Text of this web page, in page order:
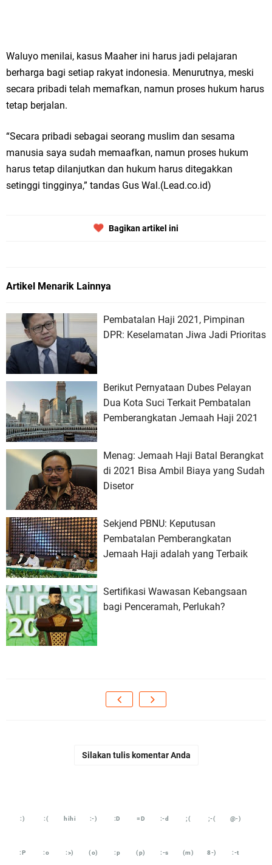
Waluyo menilai, kasus Maaher ini harus jadi pelajaran
berharga bagi setiap rakyat indonesia. Menurutnya, meski
secara pribadi telah memafkan, namun proses hukum harus
tetap berjalan.
“Secara pribadi sebagai seorang muslim dan sesama
manusia saya sudah memaafkan, namun proses hukum
harus tetap dilanjutkan dan hukum harus ditegakkan
setinggi tingginya,” tandas Gus Wal.(Lead.co.id)
Bagikan artikel ini
Artikel Menarik Lainnya
Pembatalan Haji 2021, Pimpinan
DPR: Keselamatan Jiwa Jadi Prioritas
Berikut Pernyataan Dubes Pelayan
Dua Kota Suci Terkait Pembatalan
Pemberangkatan Jemaah Haji 2021
Menag: Jemaah Haji Batal Berangkat
di 2021 Bisa Ambil Biaya yang Sudah
Disetor
Sekjend PBNU: Keputusan
Pembatalan Pemberangkatan
Jemaah Haji adalah yang Terbaik
Sertifikasi Wawasan Kebangsaan
bagi Penceramah, Perlukah?
Silakan tulis komentar Anda
:) :( hihi :-) :D =D :-d ;( ;-( @-)
:P :o :>) (o) :p (p) :-s (m) 8-) :-t